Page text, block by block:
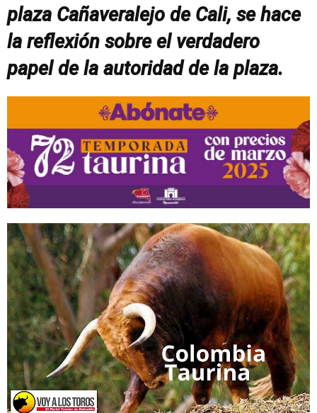
plaza Cañaveralejo de Cali, se hace
la reflexión sobre el verdadero
papel de la autoridad de la plaza.